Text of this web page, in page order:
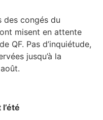
congés du
misent en attente
QF. Pas d’inquiétude,
jusqu’à la